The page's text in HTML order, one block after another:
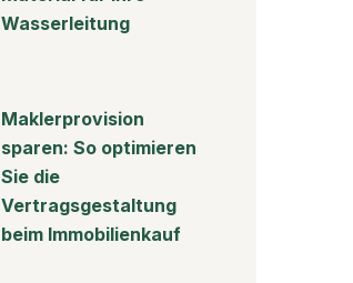
Wasserleitung
Maklerprovision
sparen: So optimieren
Sie die
Vertragsgestaltung
beim Immobilienkauf